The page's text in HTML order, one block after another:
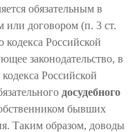
обязательным в
или договором (п. 3 ст.
кодекса Российской
законодательство, в
Российской
досудебного
бывших
Таким образом, доводы